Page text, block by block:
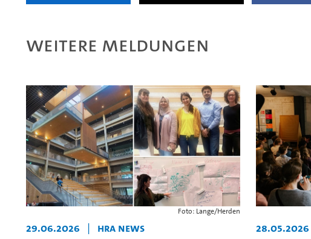
Weitere Meldungen
Foto: Lange/Herden
29.06.2026 | HRA News 28.05.2026